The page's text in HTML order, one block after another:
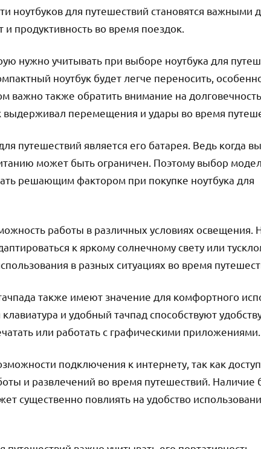
ноутбуков для путешествий становятся важными
продуктивность во время поездок.
нужно учитывать при выборе ноутбука для
ноутбук будет легче переносить,
важно также обратить внимание на
выдерживал перемещения и удары во время
путешествий является его батарея. Ведь когда вы
может быть ограничен. Поэтому выбор
решающим фактором при покупке ноутбука для
работы в различных условиях освещения.
к яркому солнечному свету или
в разных ситуациях во время
также имеют значение для комфортного
и удобный тачпад способствуют
или работать с графическими приложениями.
подключения к интернету, так как
и развлечений во время путешествий. Наличие
существенно повлиять на удобство